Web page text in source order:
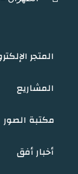
المتجر
المشاريع
مكتبة الصور
أخبار أفق